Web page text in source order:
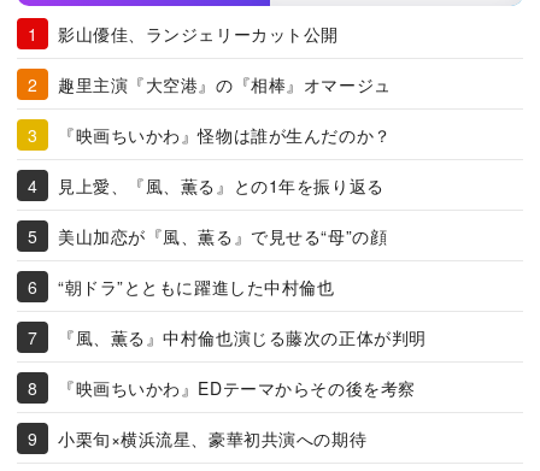
影山優佳、ランジェリーカット公開
趣里主演『大空港』の『相棒』オマージュ
『映画ちいかわ』怪物は誰が生んだのか？
見上愛、『風、薫る』との1年を振り返る
美山加恋が『風、薫る』で見せる“母”の顔
“朝ドラ”とともに躍進した中村倫也
『風、薫る』中村倫也演じる藤次の正体が判明
『映画ちいかわ』EDテーマからその後を考察
小栗旬×横浜流星、豪華初共演への期待